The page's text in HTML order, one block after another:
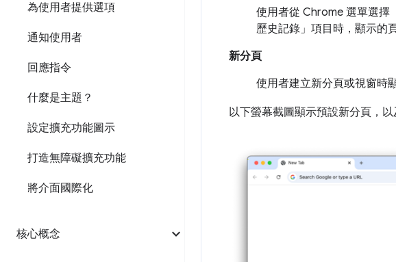
為使用者提供選項
通知使用者
回應指令
什麼是主題？
設定擴充功能圖示
打造無障礙擴充功能
將介面國際化
核心概念
使用者從 Chrome 選單選擇
歷史記錄」項目時，顯示的
新分頁
使用者建立新分頁或視窗時
以下螢幕截圖顯示預設新分頁，以